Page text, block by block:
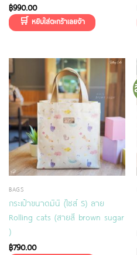
฿990.00
BAGS
กระเป๋าขนาดมินิ (ไซส์ S) ลาย
Rolling cats (สายสี brown sugar
)
฿790.00